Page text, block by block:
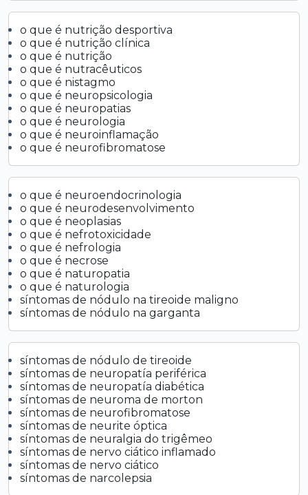
o que é nutrição desportiva
o que é nutrição clínica
o que é nutrição
o que é nutracêuticos
o que é nistagmo
o que é neuropsicologia
o que é neuropatias
o que é neurologia
o que é neuroinflamação
o que é neurofibromatose
o que é neuroendocrinologia
o que é neurodesenvolvimento
o que é neoplasias
o que é nefrotoxicidade
o que é nefrologia
o que é necrose
o que é naturopatia
o que é naturologia
síntomas de nódulo na tireoide maligno
síntomas de nódulo na garganta
síntomas de nódulo de tireoide
síntomas de neuropatía periférica
síntomas de neuropatía diabética
síntomas de neuroma de morton
síntomas de neurofibromatose
síntomas de neurite óptica
síntomas de neuralgia do trigêmeo
síntomas de nervo ciático inflamado
síntomas de nervo ciático
síntomas de narcolepsia